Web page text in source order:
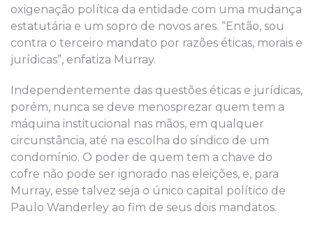
oxigenação política da entidade com uma mudança
estatutária e um sopro de novos ares. “Então, sou
contra o terceiro mandato por razões éticas, morais e
jurídicas”, enfatiza Murray.
Independentemente das questões éticas e jurídicas,
porém, nunca se deve menosprezar quem tem a
máquina institucional nas mãos, em qualquer
circunstância, até na escolha do síndico de um
condomínio. O poder de quem tem a chave do
cofre não pode ser ignorado nas eleições, e, para
Murray, esse talvez seja o único capital político de
Paulo Wanderley ao fim de seus dois mandatos.